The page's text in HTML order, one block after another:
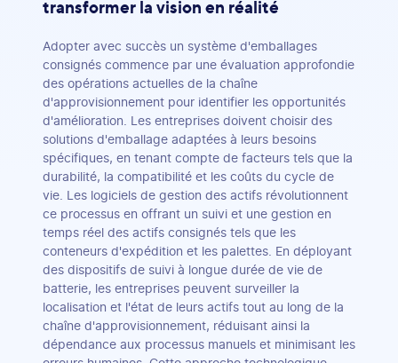
transformer la vision en réalité
Adopter avec succès un système d'emballages
consignés commence par une évaluation approfondie
des opérations actuelles de la chaîne
d'approvisionnement pour identifier les opportunités
d'amélioration. Les entreprises doivent choisir des
solutions d'emballage adaptées à leurs besoins
spécifiques, en tenant compte de facteurs tels que la
durabilité, la compatibilité et les coûts du cycle de
vie. Les logiciels de gestion des actifs révolutionnent
ce processus en offrant un suivi et une gestion en
temps réel des actifs consignés tels que les
conteneurs d'expédition et les palettes. En déployant
des dispositifs de suivi à longue durée de vie de
batterie, les entreprises peuvent surveiller la
localisation et l'état de leurs actifs tout au long de la
chaîne d'approvisionnement, réduisant ainsi la
dépendance aux processus manuels et minimisant les